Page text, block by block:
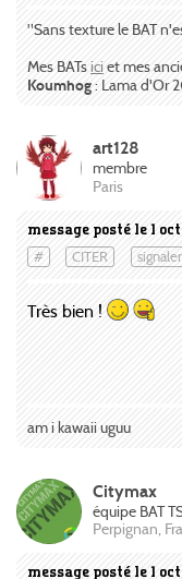
"Sans texture le BAT
Mes BATsiciet mes
Koumhog: Lama d'Or
message posté le 1
# CITER signaler
art128
membre
Paris
Très bien !
am i kawaii uguu
message posté le 1
Citymax
équipe BAT
Perpignan,